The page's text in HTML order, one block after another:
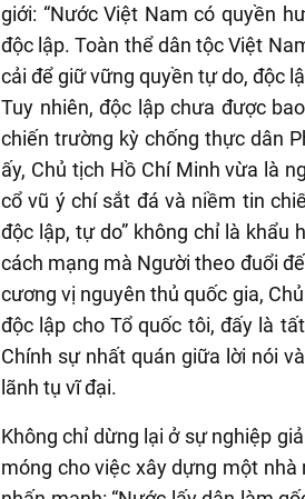
giới: “Nước Việt Nam có quyền
độc lập. Toàn thể dân tộc Việt
cải để giữ vững quyền tự do, độc
Tuy nhiên, độc lập chưa được
chiến trường kỳ chống thực dân
ấy, Chủ tịch Hồ Chí Minh vừa là
cổ vũ ý chí sắt đá và niềm tin
độc lập, tự do” không chỉ là khẩu
cách mạng mà Người theo đuổi
cương vị nguyên thủ quốc gia,
độc lập cho Tổ quốc tôi, đấy là
Chính sự nhất quán giữa lời nói
lãnh tụ vĩ đại.
Không chỉ dừng lại ở sự nghiệp
móng cho việc xây dựng một